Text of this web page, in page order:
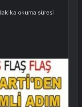
okuma süresi